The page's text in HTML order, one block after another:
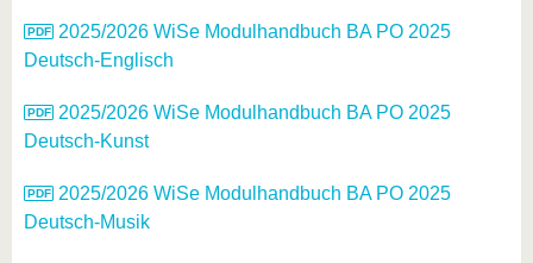
2025/2026 WiSe Modulhandbuch BA PO 2025
Deutsch-Englisch
2025/2026 WiSe Modulhandbuch BA PO 2025
Deutsch-Kunst
2025/2026 WiSe Modulhandbuch BA PO 2025
Deutsch-Musik